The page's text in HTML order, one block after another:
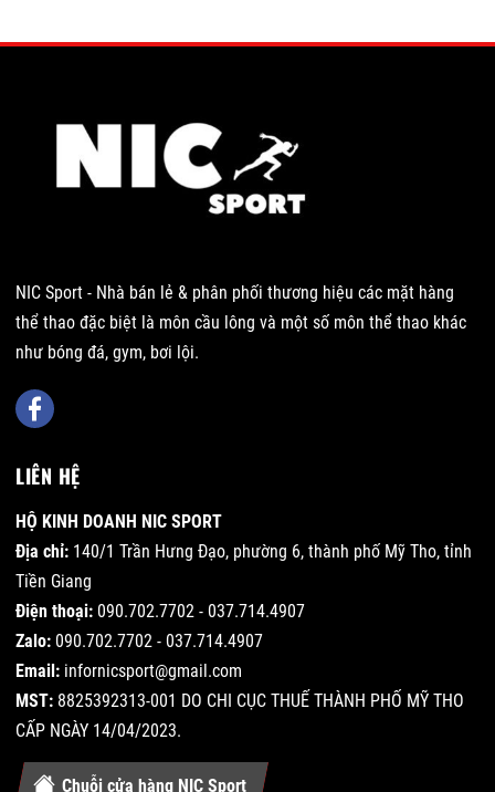
NIC Sport - Nhà bán lẻ & phân phối thương hiệu các mặt hàng
thể thao đặc biệt là môn cầu lông và một số môn thể thao khác
như bóng đá, gym, bơi lội.
LIÊN HỆ
HỘ KINH DOANH NIC SPORT
Địa chỉ: 140/1 Trần Hưng Đạo, phường 6, thành phố Mỹ Tho, tỉnh
Tiền Giang
Điện thoại: 090.702.7702 - 037.714.4907
Zalo: 090.702.7702 - 037.714.4907
Email: infornicsport@gmail.com
MST: 8825392313-001 DO CHI CỤC THUẾ THÀNH PHỐ MỸ THO
CẤP NGÀY 14/04/2023.
Chuỗi cửa hàng NIC Sport